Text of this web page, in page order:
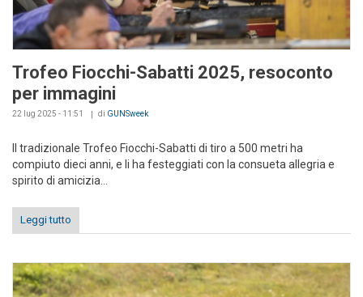
Trofeo Fiocchi-Sabatti 2025, resoconto
per immagini
22 lug 2025 - 11:51 di GUNSweek
Il tradizionale Trofeo Fiocchi-Sabatti di tiro a 500 metri ha
compiuto dieci anni, e li ha festeggiati con la consueta allegria e
spirito di amicizia...
Leggi tutto